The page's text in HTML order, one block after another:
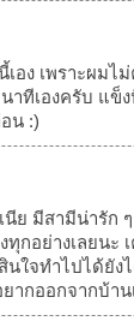
อง เพราะผมไ
ทีเองครับ แข็
น :)
ย มีสามีน่ารัก
ทุกอย่างเลยน
ใจทำไปได้ยัง
กออกจากบ้าน